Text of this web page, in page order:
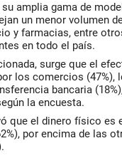
amplia gama de
un menor volumen
y farmacias, entre
en todo el país.
surge que el
los comercios (47%),
bancaria
la encuesta.
que el dinero físico es
por encima de las